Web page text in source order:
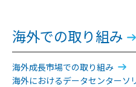
海外での取り組み
海外成長市場での取り組み
海外におけるデータセンターソ